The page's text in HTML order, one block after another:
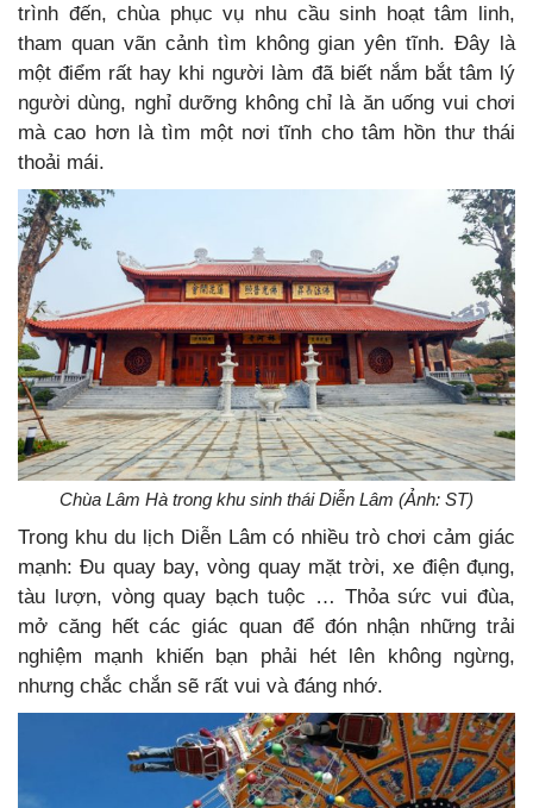
trình đến, chùa phục vụ nhu cầu sinh hoạt tâm linh,
tham quan vãn cảnh tìm không gian yên tĩnh. Đây là
một điểm rất hay khi người làm đã biết nắm bắt tâm lý
người dùng, nghỉ dưỡng không chỉ là ăn uống vui chơi
mà cao hơn là tìm một nơi tĩnh cho tâm hồn thư thái
thoải mái.
Chùa Lâm Hà trong khu sinh thái Diễn Lâm (Ảnh: ST)
Trong khu du lịch Diễn Lâm có nhiều trò chơi cảm giác
mạnh: Đu quay bay, vòng quay mặt trời, xe điện đụng,
tàu lượn, vòng quay bạch tuộc … Thỏa sức vui đùa,
mở căng hết các giác quan để đón nhận những trải
nghiệm mạnh khiến bạn phải hét lên không ngừng,
nhưng chắc chắn sẽ rất vui và đáng nhớ.